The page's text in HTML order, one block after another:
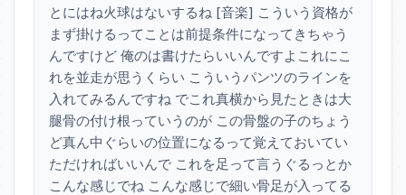
とにはね火球はないするね [音楽] こういう資格が
まず掛けるってことは前提条件になってきちゃう
んですけど 俺のは書けたらいいんですよこれにこ
れを並走が思うくらい こういうパンツのラインを
入れてみるんですね でこれ真横から見たときは大
腿骨の付け根っていうのが この骨盤の子のちょう
ど真ん中ぐらいの位置になるって覚えておいてい
ただければいいんで これを足って言うぐるっとか
こんな感じでね こんな感じで細い骨足が入ってる